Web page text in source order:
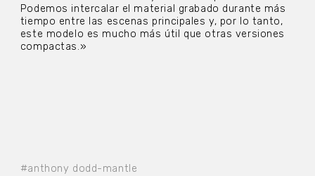
#anthony dodd-mantle
Podemos intercalar el material grabado durante más
tiempo entre las escenas principales y, por lo tanto,
este modelo es mucho más útil que otras versiones
compactas.»